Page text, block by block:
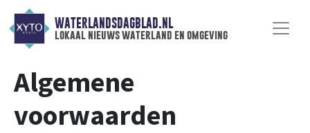
WATERLANDSDAGBLAD.NL
lokaal nieuws waterland en omgeving
Algemene
voorwaarden